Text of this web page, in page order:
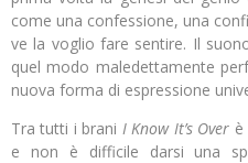
come una confessione, una
ve la voglio fare sentire. Il
quel modo maledettamente
nuova forma di espressione
Tra tutti i brani I Know It’s Over
e non è difficile darsi una